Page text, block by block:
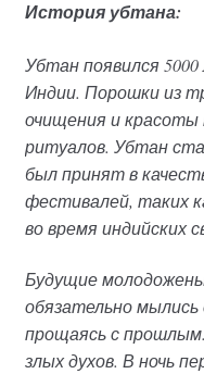
История убтана:
Убтан появился
Индии. Порошки из
очищения и красоты
ритуалов. Убтан
был принят в
фестивалей, таких
во время индийских
Будущие
обязательно
прощаясь с
злых духов. В ночь